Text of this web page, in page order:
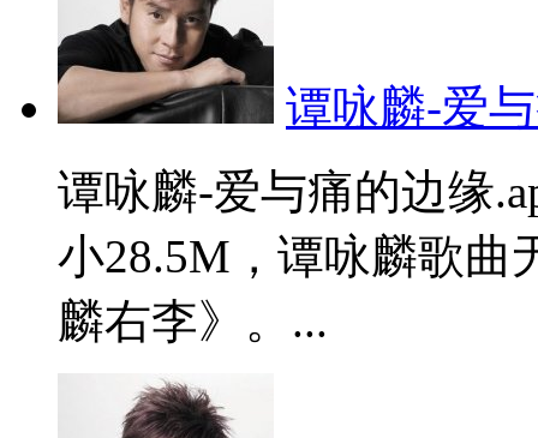
谭咏麟-爱
谭咏麟-爱与痛的边缘
小28.5M，谭咏麟歌曲
麟右李》。...